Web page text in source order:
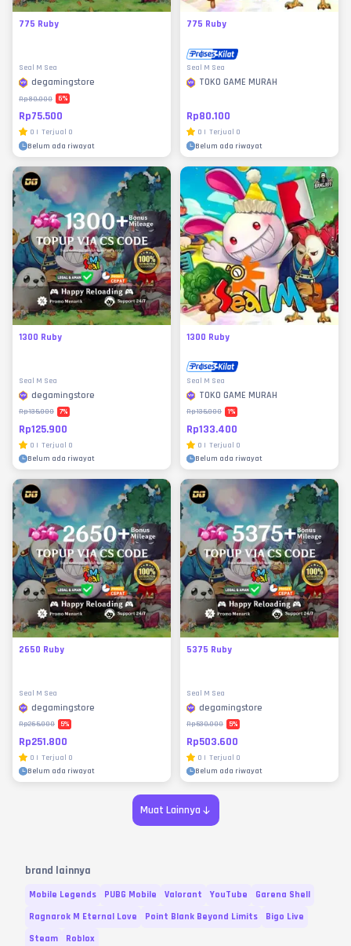
775 Ruby
Seal M Sea
degamingstore
Rp80.000 6%
Rp75.500
0 | Terjual 0
Belum ada riwayat
775 Ruby
Seal M Sea
TOKO GAME MURAH
Rp80.100
0 | Terjual 0
Belum ada riwayat
1300 Ruby
Seal M Sea
degamingstore
Rp135.000 7%
Rp125.900
0 | Terjual 0
Belum ada riwayat
1300 Ruby
Seal M Sea
TOKO GAME MURAH
Rp135.000 1%
Rp133.400
0 | Terjual 0
Belum ada riwayat
2650 Ruby
Seal M Sea
degamingstore
Rp265.000 5%
Rp251.800
0 | Terjual 0
Belum ada riwayat
5375 Ruby
Seal M Sea
degamingstore
Rp530.000 5%
Rp503.600
0 | Terjual 0
Belum ada riwayat
Muat Lainnya
brand lainnya
Mobile Legends PUBG Mobile Valorant YouTube
Garena Shell
Ragnarok M Eternal Love
Point Blank Beyond Limits
Bigo Live
Steam
Roblox